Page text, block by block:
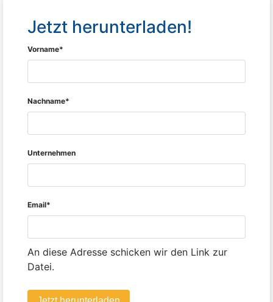
Jetzt herunterladen!
Vorname*
Nachname*
Unternehmen
Email*
An diese Adresse schicken wir den Link zur
Datei.